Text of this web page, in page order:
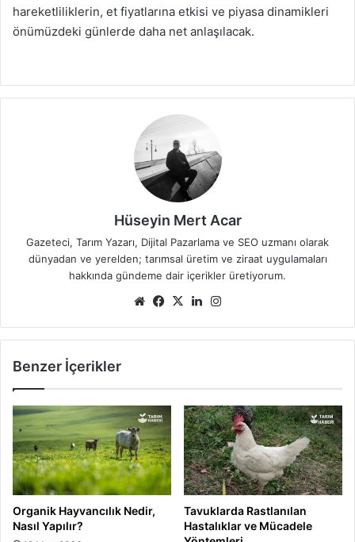
hareketliliklerin, et fiyatlarına etkisi ve piyasa dinamikleri
önümüzdeki günlerde daha net anlaşılacak.
Hüseyin Mert Acar
Gazeteci, Tarım Yazarı, Dijital Pazarlama ve SEO uzmanı olarak
dünyadan ve yerelden; tarımsal üretim ve ziraat uygulamaları
hakkında gündeme dair içerikler üretiyorum.
Web Facebook
X LinkedIn
Benzer İçerikler
Organik Hayvancılık Nedir,
Nasıl Yapılır?
Tavuklarda Rastlanılan
Hastalıklar ve Mücadele